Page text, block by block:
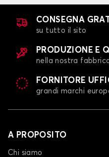
Tappetini per baule
CONSEGNA
su tutto il sito
PRODUZIONE E
nella nostra
FORNITORE
grandi marchi
A PROPOSITO
Chi siamo